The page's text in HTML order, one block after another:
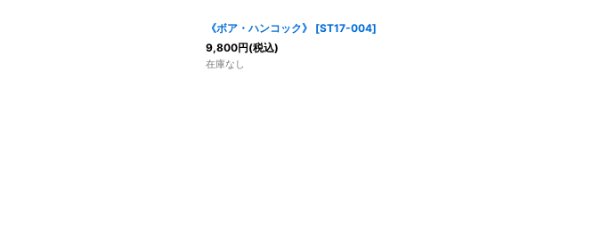
《ボア・ハンコック》 [ST17-004]
9,800円(税込)
在庫なし